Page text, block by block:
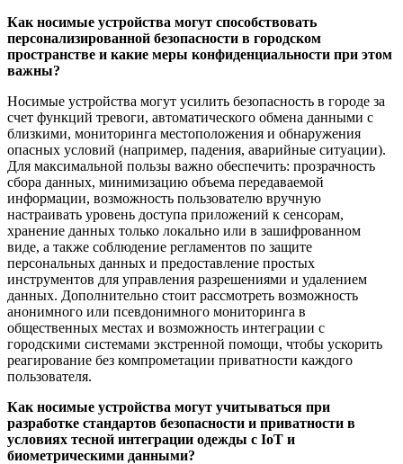
Как носимые устройства могут способствовать
персонализированной безопасности в городском
пространстве и какие меры конфиденциальности при этом
важны?
Носимые устройства могут усилить безопасность в городе за
счет функций тревоги, автоматического обмена данными с
близкими, мониторинга местоположения и обнаружения
опасных условий (например, падения, аварийные ситуации).
Для максимальной пользы важно обеспечить: прозрачность
сбора данных, минимизацию объема передаваемой
информации, возможность пользователю вручную
настраивать уровень доступа приложений к сенсорам,
хранение данных только локально или в зашифрованном
виде, а также соблюдение регламентов по защите
персональных данных и предоставление простых
инструментов для управления разрешениями и удалением
данных. Дополнительно стоит рассмотреть возможность
анонимного или псевдонимного мониторинга в
общественных местах и возможность интеграции с
городскими системами экстренной помощи, чтобы ускорить
реагирование без компрометации приватности каждого
пользователя.
Как носимые устройства могут учитываться при
разработке стандартов безопасности и приватности в
условиях тесной интеграции одежды с IoT и
биометрическими данными?